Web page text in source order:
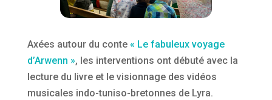
Axées autour du conte « Le fabuleux voyage
d’Arwenn », les interventions ont débuté avec la
lecture du livre et le visionnage des vidéos
musicales indo-tuniso-bretonnes de Lyra.